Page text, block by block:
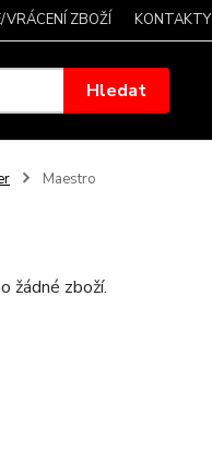
VRÁCENÍ ZBOŽÍ KONTAKTY
Hledat
Maestro
žádné zboží.